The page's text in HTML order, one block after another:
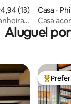
de uma
4,94 (18)
Casa ⋅
Casa
quartos
Aluguel
Entre os